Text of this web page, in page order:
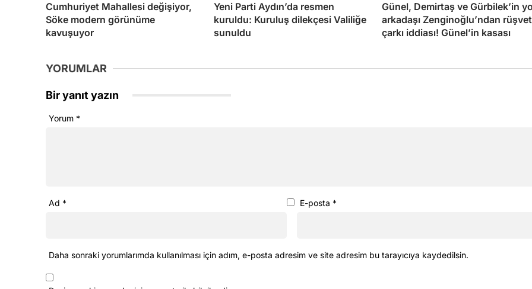
Cumhuriyet Mahallesi değişiyor,
Söke modern görünüme
kavuşuyor
Yeni Parti Aydın’da resmen
kuruldu: Kuruluş dilekçesi Valiliğe
sunuldu
Günel, Demirtaş ve Gürbilek’in
arkadaşı Zenginoğlu’ndan rüşvet
çarkı iddiası! Günel’in kasası
YORUMLAR
Bir yanıt yazın
Yorum *
Ad * E-posta *
Daha sonraki yorumlarımda kullanılması için adım, e-posta adresim ve site adresim bu tarayıcıya kaydedilsin.